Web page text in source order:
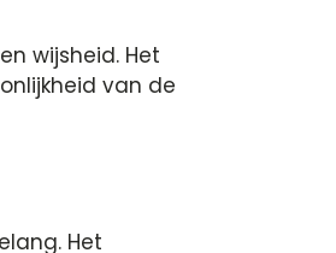
wijsheid. Het
van de
Het